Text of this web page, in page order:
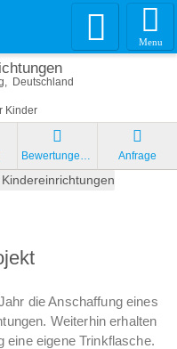
Menu
Deutschland
Kinder
Bewertungen Anfrage
die Anschaffung eines
Weiterhin erhalten
eine eigene Trinkflasche.